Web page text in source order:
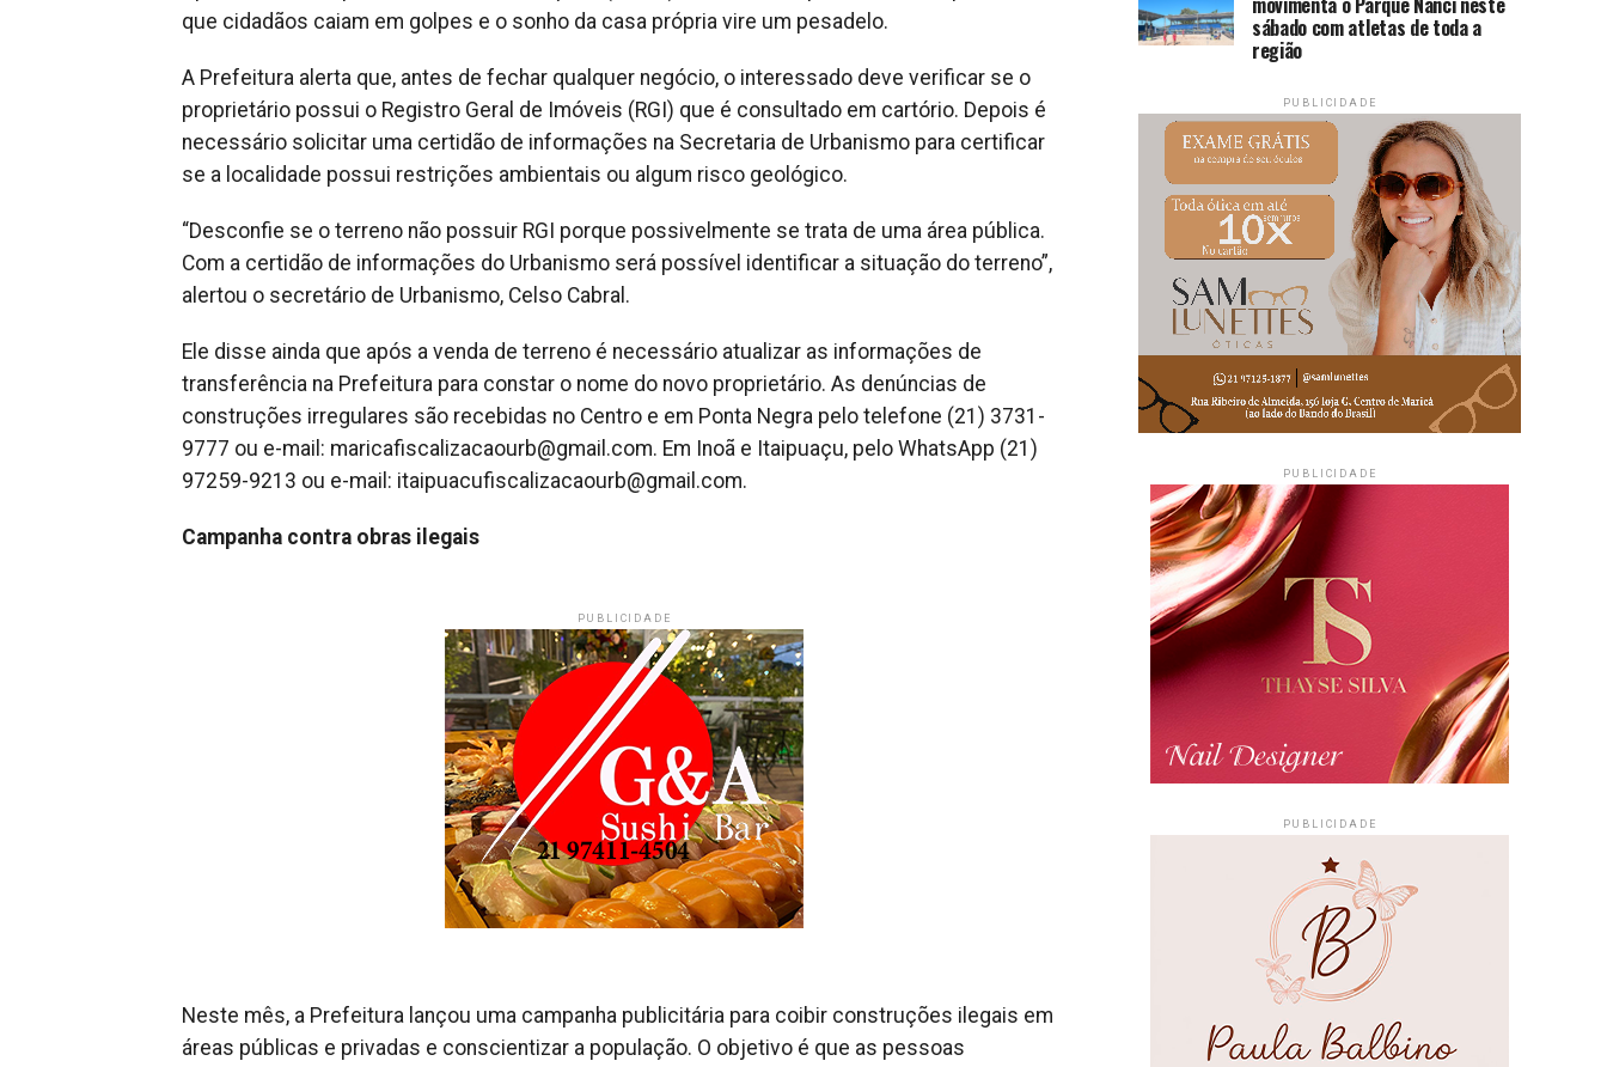
que cidadãos caiam em golpes e o sonho da casa própria vire um pesadelo.
A Prefeitura alerta que, antes de fechar qualquer negócio, o interessado deve verificar se o
proprietário possui o Registro Geral de Imóveis (RGI) que é consultado em cartório. Depois é
necessário solicitar uma certidão de informações na Secretaria de Urbanismo para certificar
se a localidade possui restrições ambientais ou algum risco geológico.
“Desconfie se o terreno não possuir RGI porque possivelmente se trata de uma área pública.
Com a certidão de informações do Urbanismo será possível identificar a situação do terreno”,
alertou o secretário de Urbanismo, Celso Cabral.
Ele disse ainda que após a venda de terreno é necessário atualizar as informações de
transferência na Prefeitura para constar o nome do novo proprietário. As denúncias de
construções irregulares são recebidas no Centro e em Ponta Negra pelo telefone (21) 3731-
9777 ou e-mail: maricafiscalizacaourb@gmail.com. Em Inoã e Itaipuaçu, pelo WhatsApp (21)
97259-9213 ou e-mail: itaipuacufiscalizacaourb@gmail.com.
Campanha contra obras ilegais
PUBLICIDADE
Neste mês, a Prefeitura lançou uma campanha publicitária para coibir construções ilegais em
áreas públicas e privadas e conscientizar a população. O objetivo é que as pessoas
sábado com atletas de toda a
região
PUBLICIDADE
PUBLICIDADE
PUBLICIDADE